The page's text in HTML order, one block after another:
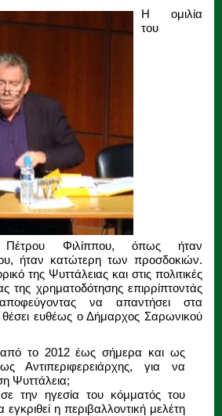
Η ομιλία
του
Πέτρου Φιλίππου, όπως ήταν
ήταν κατώτερη των προσδοκιών.
της Ψυττάλειας και στις πολιτικές
της χρηματοδότησης επιρρίπτοντάς
να απαντήσει στα
ευθέως ο Δήμαρχος Σαρωνικού
από το 2012 έως σήμερα και ως
Αντιπεριφερειάρχης, για να
Ψυττάλεια;
την ηγεσία του κόμματός του
η περιβαλλοντική μελέτη